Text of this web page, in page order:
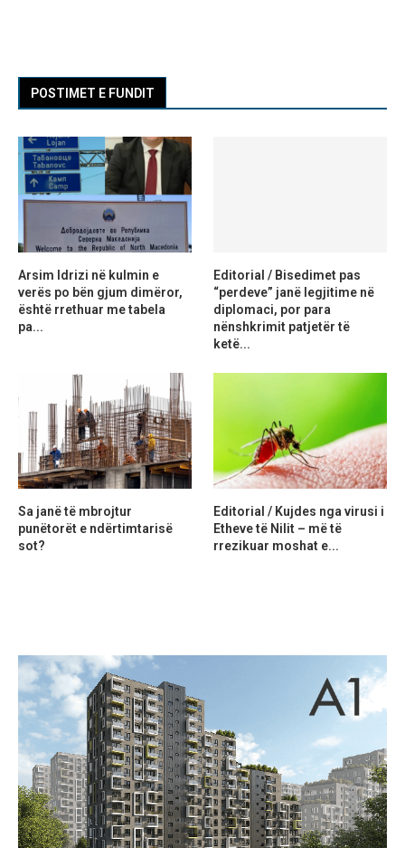
POSTIMET E FUNDIT
Arsim Idrizi në kulmin e
verës po bën gjum dimëror,
është rrethuar me tabela
pa...
Editorial / Bisedimet pas
“perdeve” janë legjitime në
diplomaci, por para
nënshkrimit patjetër të
ketë...
Sa janë të mbrojtur
punëtorët e ndërtimtarisë
sot?
Editorial / Kujdes nga virusi i
Etheve të Nilit – më të
rrezikuar moshat e...